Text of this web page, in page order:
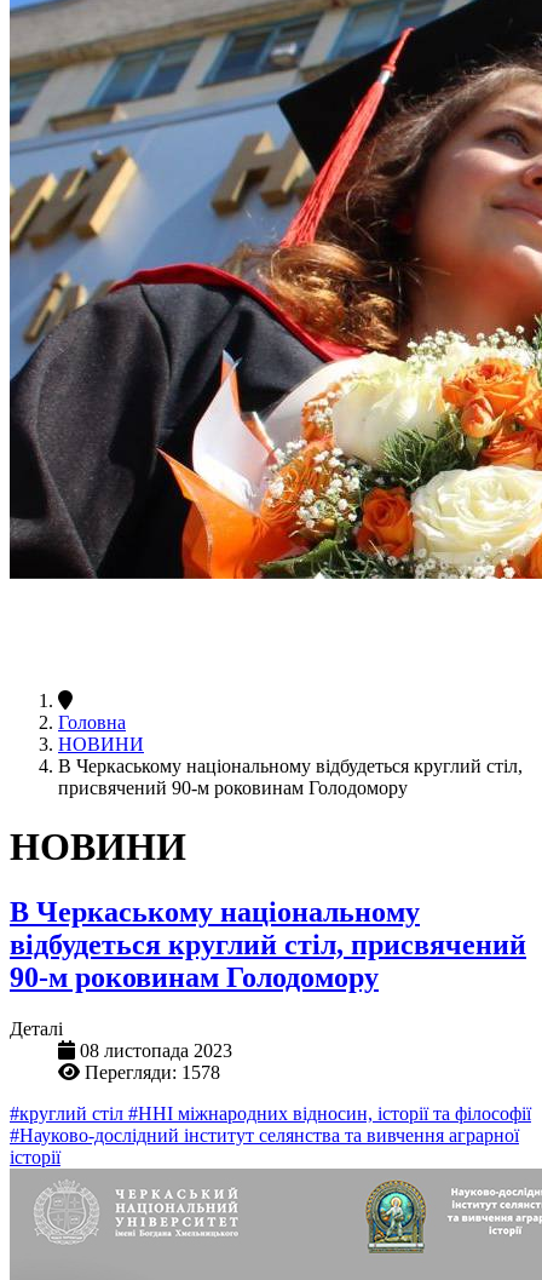
Головна
НОВИНИ
В Черкаському національному відбудеться круглий стіл,
присвячений 90-м роковинам Голодомору
НОВИНИ
В Черкаському національному
відбудеться круглий стіл, присвячений
90-м роковинам Голодомору
Деталі
08 листопада 2023
Перегляди: 1578
#круглий стіл #ННІ міжнародних відносин, історії та філософії
#Науково-дослідний інститут селянства та вивчення аграрної
історії